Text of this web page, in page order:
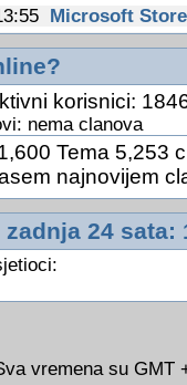
Microsoft
Fiskalizacija u
Google Drive
Kineski
(Avko)
AlterSend
Sigurnost i
Google sada
Jos jedna
zaslonom na dodir
Ako ovu stranu
korisnici:
nema clanova
Tema 5,253
najnovijem
24 sata:
vremena su GMT